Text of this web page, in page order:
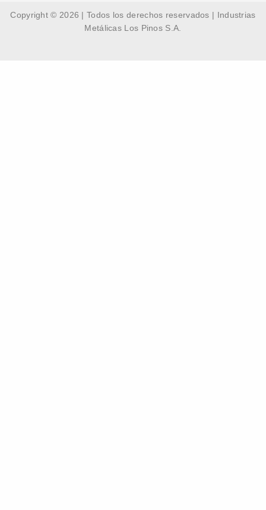
Copyright © 2026 | Todos los derechos reservados | Industrias
Metálicas Los Pinos S.A.